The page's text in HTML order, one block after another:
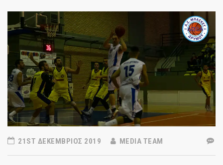
21ST ΔΕΚΈΜΒΡΙΟΣ 2019 MEDIA TEAM